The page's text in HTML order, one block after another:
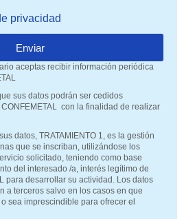
privacidad
Enviar
aceptas recibir información periódica
sus datos podrán ser cedidos
con la finalidad de realizar
datos, TRATAMIENTO 1, es la gestión
que se inscriban, utilizándose los
solicitado, teniendo como base
del interesado /a, interés legítimo de
para desarrollar su actividad. Los datos
a terceros salvo en los casos en que
sea imprescindible para ofrecer el